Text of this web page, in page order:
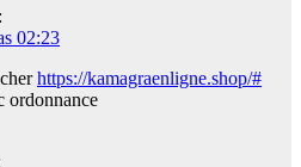
02:23
https://kamagraenligne.shop/#
ordonnance